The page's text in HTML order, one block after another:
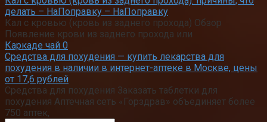
делать – НаПоправку – НаПоправку
Кал с кровью (кровь из заднего прохода) Обзор
Появление крови из заднего прохода или
Каркаде чай 0
Средства для похудения — купить лекарства для
похудения в наличии в интернет-аптеке в Москве, цены
от 17,6 рублей
Средства для похудения Заказать таблетки для
похудения Аптечная сеть «Горздрав» объединяет более
750 аптек,